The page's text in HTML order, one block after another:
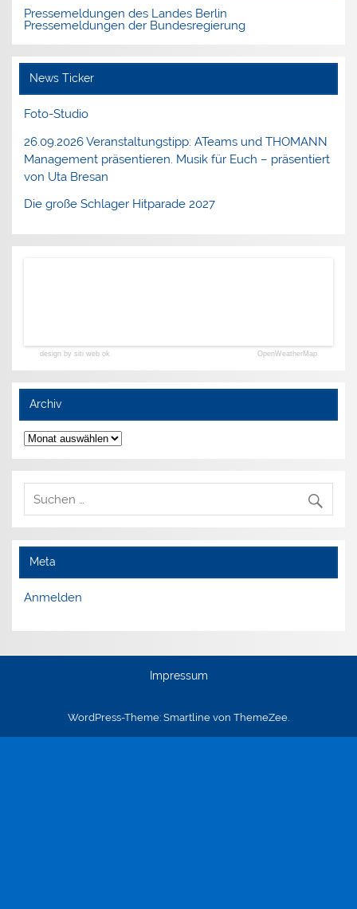
Pressemeldungen des Landes Berlin
Pressemeldungen der Bundesregierung
News Ticker
Foto-Studio
26.09.2026 Veranstaltungstipp: ATeams und THOMANN
Management präsentieren. Musik für Euch – präsentiert
von Uta Bresan
Die große Schlager Hitparade 2027
design by siti web ok OpenWeatherMap
Archiv
Archiv
Meta
Anmelden
Impressum
WordPress-Theme: Smartline von ThemeZee.